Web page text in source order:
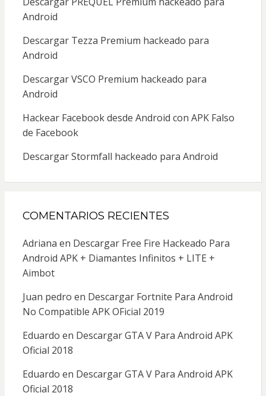
Android
Descargar Tezza Premium hackeado para
Android
Descargar VSCO Premium hackeado para
Android
Hackear Facebook desde Android con APK Falso
de Facebook
Descargar Stormfall hackeado para Android
COMENTARIOS RECIENTES
Adriana en Descargar Free Fire Hackeado Para
Android APK + Diamantes Infinitos + LITE +
Aimbot
Juan pedro en Descargar Fortnite Para Android
No Compatible APK OFicial 2019
Eduardo en Descargar GTA V Para Android APK
Oficial 2018
Eduardo en Descargar GTA V Para Android APK
Oficial 2018